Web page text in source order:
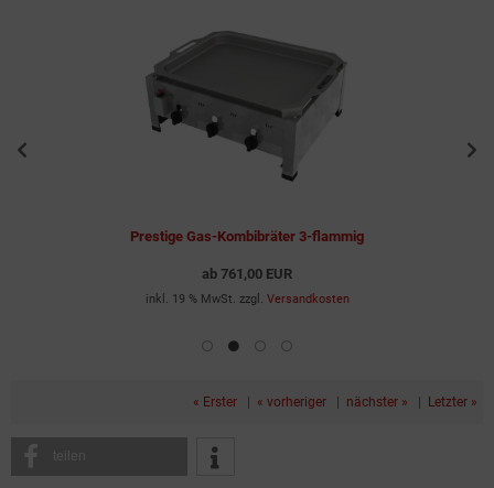
Prestige Gas-Kombibräter 3-flammig
ab 761,00 EUR
inkl. 19 % MwSt. zzgl. Versandkosten
« Erster | « vorheriger | nächster » | Letzter »
teilen